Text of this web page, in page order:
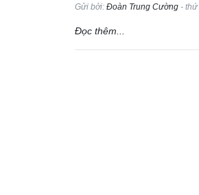
Gửi bởi:Đoàn Trung Cường - thứ
Đọc thêm...